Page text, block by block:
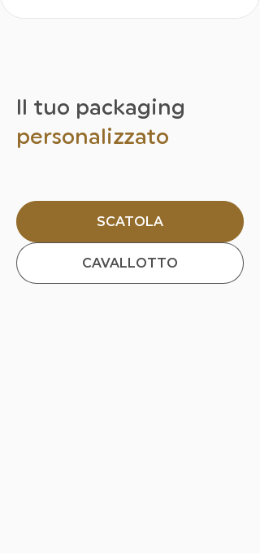
Il tuo packaging
personalizzato
SCATOLA
CAVALLOTTO